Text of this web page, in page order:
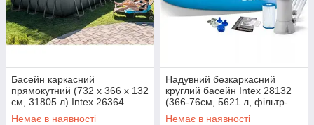
Басейн каркасний
прямокутний (732 x 366 x 132
см, 31805 л) Intex 26364
Немає в наявності
Надувний безкаркасний
круглий басейн Intex 28132
(366-76см, 5621 л, фільтр-
насос 230V) Синій
Немає в наявності